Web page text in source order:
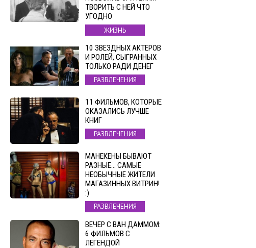
ТВОРИТЬ С НЕЙ ЧТО
УГОДНО
ЖИЗНЬ
10 ЗВЕЗДНЫХ АКТЕРОВ
И РОЛЕЙ, СЫГРАННЫХ
ТОЛЬКО РАДИ ДЕНЕГ
РАЗВЛЕЧЕНИЯ
11 ФИЛЬМОВ, КОТОРЫЕ
ОКАЗАЛИСЬ ЛУЧШЕ
КНИГ
РАЗВЛЕЧЕНИЯ
МАНЕКЕНЫ БЫВАЮТ
РАЗНЫЕ… САМЫЕ
НЕОБЫЧНЫЕ ЖИТЕЛИ
МАГАЗИННЫХ ВИТРИН!
:)
РАЗВЛЕЧЕНИЯ
ВЕЧЕР С ВАН ДАММОМ:
6 ФИЛЬМОВ С
ЛЕГЕНДОЙ